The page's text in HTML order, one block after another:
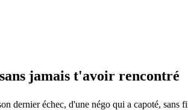
jamais t'avoir rencontré
dernier échec, d'une négo qui a capoté, sans